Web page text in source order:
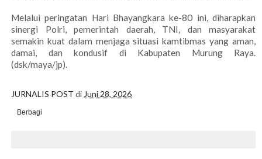
Melalui peringatan Hari Bhayangkara ke-80 ini, diharapkan
sinergi Polri, pemerintah daerah, TNI, dan masyarakat
semakin kuat dalam menjaga situasi kamtibmas yang aman,
damai, dan kondusif di Kabupaten Murung Raya.
(dsk/maya/jp).
JURNALIS POST di Juni 28, 2026
Berbagi